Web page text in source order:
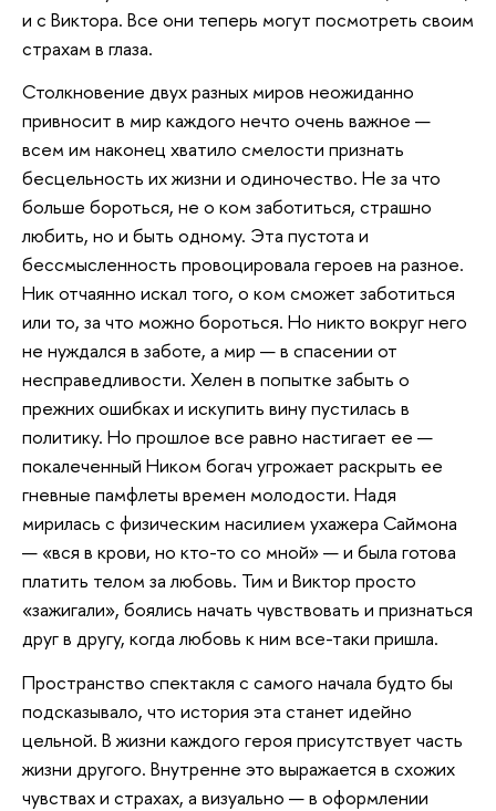
и с Виктора. Все они теперь могут посмотреть своим
страхам в глаза.
Столкновение двух разных миров неожиданно
привносит в мир каждого нечто очень важное —
всем им наконец хватило смелости признать
бесцельность их жизни и одиночество. Не за что
больше бороться, не о ком заботиться, страшно
любить, но и быть одному. Эта пустота и
бессмысленность провоцировала героев на разное.
Ник отчаянно искал того, о ком сможет заботиться
или то, за что можно бороться. Но никто вокруг него
не нуждался в заботе, а мир — в спасении от
несправедливости. Хелен в попытке забыть о
прежних ошибках и искупить вину пустилась в
политику. Но прошлое все равно настигает ее —
покалеченный Ником богач угрожает раскрыть ее
гневные памфлеты времен молодости. Надя
мирилась с физическим насилием ухажера Саймона
— «вся в крови, но кто-то со мной» — и была готова
платить телом за любовь. Тим и Виктор просто
«зажигали», боялись начать чувствовать и признаться
друг в другу, когда любовь к ним все-таки пришла.
Пространство спектакля с самого начала будто бы
подсказывало, что история эта станет идейно
цельной. В жизни каждого героя присутствует часть
жизни другого. Внутренне это выражается в схожих
чувствах и страхах, а визуально — в оформлении